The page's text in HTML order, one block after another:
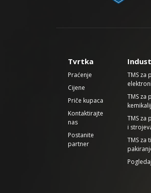
Tvrtka
Praćenje
Cijene
Priče kupaca
Kontaktirajte
nas
Postanite
partner
TMS za
TMS za
TMS za
i
TMS za